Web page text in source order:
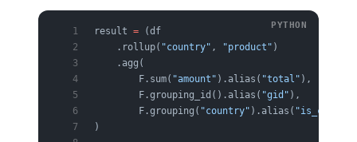
result = (df
    .rollup(
"country" , "product" )
    .agg(
        F.sum(
"amount" ).alias( "total" ),
        F.grouping_id().alias(
"gid"
        F.grouping(
"country" ).alias(
)